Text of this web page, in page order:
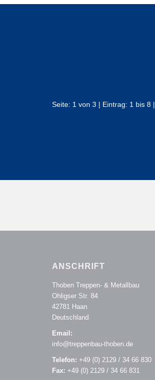
Seite: 1 von 3 | Eintrag: 1 bis 8 |
ANSCHRIFT
Thoben Treppen- & Metallbau
Ohligser Str. 84
42781 Haan
Deutschland
Email:
info@treppenbau-thoben.de
Telefon: +49 (0) 2129 / 34 66 830
Fax: +49 (0) 2129 / 34 66 831